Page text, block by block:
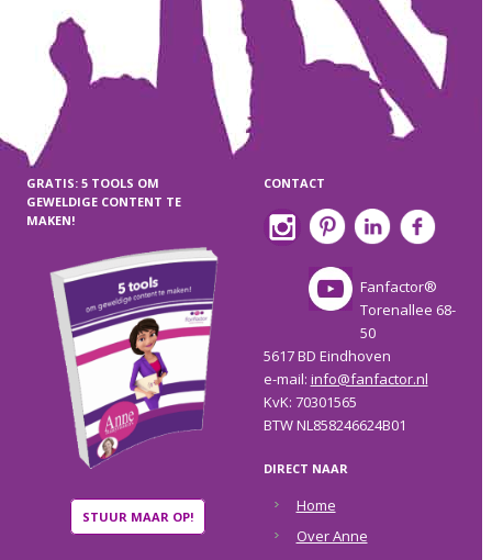
GRATIS: 5 TOOLS OM
GEWELDIGE CONTENT TE
MAKEN!
STUUR MAAR OP!
CONTACT
Fanfactor®
Torenallee 68-
50
5617 BD Eindhoven
e-mail: info@fanfactor.nl
KvK: 70301565
BTW NL858246624B01
DIRECT NAAR
Home
Over Anne